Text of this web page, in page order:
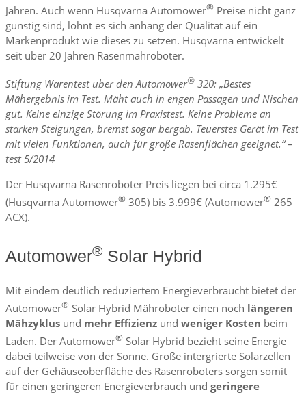
Jahren. Auch wenn Husqvarna Automower® Preise nicht ganz
günstig sind, lohnt es sich anhang der Qualität auf ein
Markenprodukt wie dieses zu setzen. Husqvarna entwickelt
seit über 20 Jahren Rasenmähroboter.
Stiftung Warentest über den Automower® 320: „Bestes
Mähergebnis im Test. Mäht auch in engen Passagen und Nischen
gut. Keine einzige Störung im Praxistest. Keine Probleme an
starken Steigungen, bremst sogar bergab. Teuerstes Gerät im Test
mit vielen Funktionen, auch für große Rasenflächen geeignet.“ –
test 5/2014
Der Husqvarna Rasenroboter Preis liegen bei circa 1.295€
(Husqvarna Automower® 305) bis 3.999€ (Automower® 265
ACX).
Automower® Solar Hybrid
Mit eindem deutlich reduziertem Energieverbraucht bietet der
Automower® Solar Hybrid Mähroboter einen noch längeren
Mähzyklus und mehr Effizienz und weniger Kosten beim
Laden. Der Automower® Solar Hybrid bezieht seine Energie
dabei teilweise von der Sonne. Große intergrierte Solarzellen
auf der Gehäuseoberfläche des Rasenroboters sorgen somit
für einen geringeren Energieverbrauch und geringere